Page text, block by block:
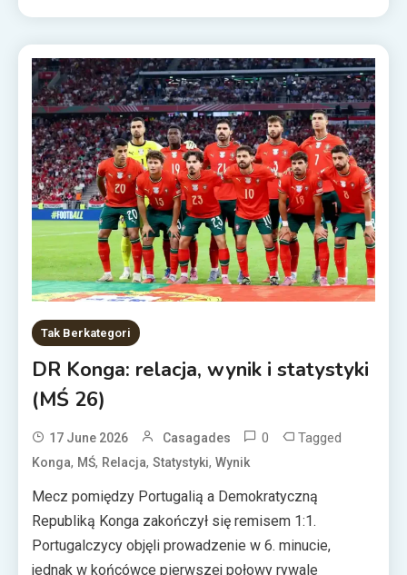
Tak Berkategori
DR Konga: relacja, wynik i statystyki
(MŚ 26)
17 June 2026 Casagades 0 Tagged
Konga, MŚ, Relacja,Statystyki,Wynik
Mecz pomiędzy Portugalią a Demokratyczną
Republiką Konga zakończył się remisem 1:1.
Portugalczycy objęli prowadzenie w 6. minucie,
jednak w końcówce pierwszej połowy rywale